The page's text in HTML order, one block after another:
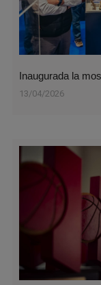
Inaugurada la
13/04/2026